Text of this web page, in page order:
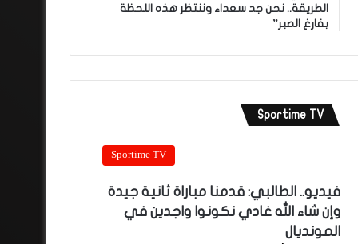
الطريقة.. نحن جد سعداء وننتظر هذه اللحظة
بفارغ الصبر”
Sportime TV
Sportime TV
فيديو.. الطالبي: قدمنا مباراة ثانية جيدة
وإن شاء الله غادي نكونوا واجدين في
المونديال